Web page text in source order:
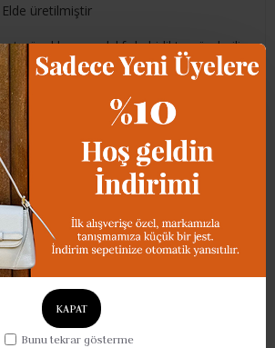
KAPAT
Bunu tekrar gösterme
üretilmiştir
özel koruma kılıfıyla birlikte gönderilir
özel kutusunda gönderilir
uygun saklanması önerilir